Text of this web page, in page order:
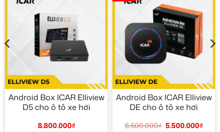
Android Box ICAR Elliview
D5 cho ô tô xe hơi
8.800.000₫
Android Box ICAR Elliview
DE cho ô tô xe hơi
6.500.000₫ 5.500.000₫